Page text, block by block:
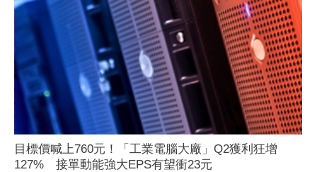
目標價喊上760元！「工業電腦大廠」Q2獲利狂增
127% 接單動能強大EPS有望衝23元